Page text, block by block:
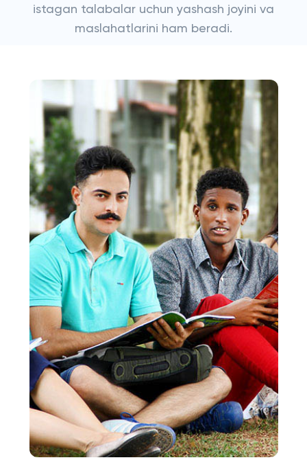
istagan talabalar uchun yashash joyini va
maslahatlarini ham beradi.